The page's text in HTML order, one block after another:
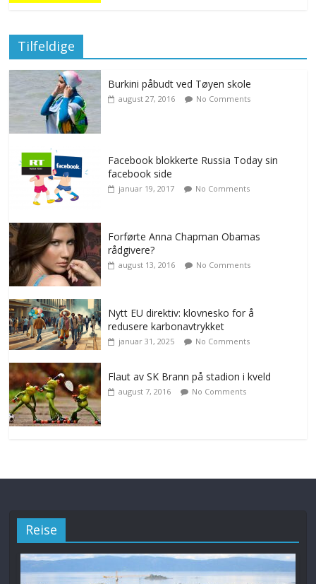
Tilfeldige
Burkini påbudt ved Tøyen skole
august 27, 2016 No Comments
Facebook blokkerte Russia Today sin
facebook side
januar 19, 2017 No Comments
Forførte Anna Chapman Obamas
rådgivere?
august 13, 2016 No Comments
Nytt EU direktiv: klovnesko for å
redusere karbonavtrykket
januar 31, 2025 No Comments
Flaut av SK Brann på stadion i kveld
august 7, 2016 No Comments
Reise